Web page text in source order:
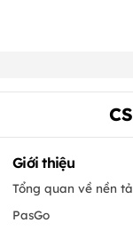
Giới thiệu
Tổng quan về nền
PasGo